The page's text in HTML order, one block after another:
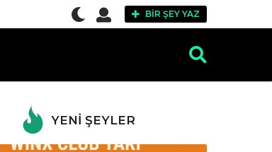
BIR ŞEY YAZ
YENI ŞEYLER